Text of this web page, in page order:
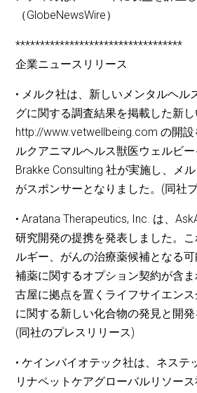
（GlobeNewsWire）
**********************************
企業ニュースリリース
• メルク社は、新しいメンタルヘル
グに関する調査結果を掲載した新
http://www.vetwellbeing.com の開
ルクアニマルヘルス獣医ウェルビー
Brakke Consulting 社が実施し、メ
がスポンサーとなりました。(同社
• Aratana Therapeutics, Inc. は、
研究開発の提携を発表しました。
ルギー、がんの治療薬候補となる
補薬に関するオプション契約が含
古屋に拠点を置くライフサイエン
に関する新しい化合物の発見と開発
(同社のプレスリリース)
• ケインバイオテック社は、ネステ
リナペットケアグローバルリソー